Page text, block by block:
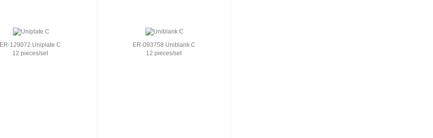
ER-129072 Uniplate C
12 pieces/set
ER-093758 Uniblank C
12 pieces/set